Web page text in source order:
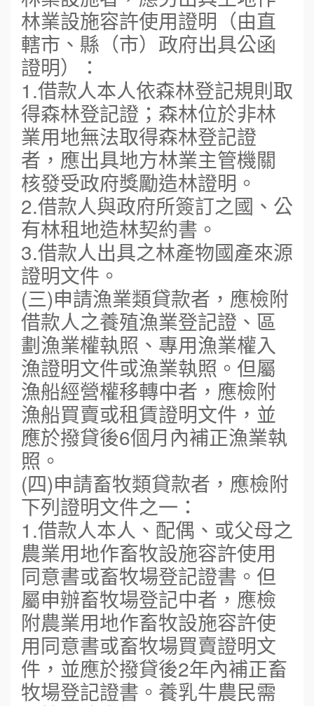
林業設施容許使用證明（由直
轄市、縣（市）政府出具公函
證明）：
1.借款人本人依森林登記規則取
得森林登記證；森林位於非林
業用地無法取得森林登記證
者，應出具地方林業主管機關
核發受政府獎勵造林證明。
2.借款人與政府所簽訂之國、公
有林租地造林契約書。
3.借款人出具之林產物國產來源
證明文件。
(三)申請漁業類貸款者，應檢附
借款人之養殖漁業登記證、區
劃漁業權執照、專用漁業權入
漁證明文件或漁業執照。但屬
漁船經營權移轉中者，應檢附
漁船買賣或租賃證明文件，並
應於撥貸後6個月內補正漁業執
照。
(四)申請畜牧類貸款者，應檢附
下列證明文件之一：
1.借款人本人、配偶、或父母之
農業用地作畜牧設施容許使用
同意書或畜牧場登記證書。但
屬申辦畜牧場登記中者，應檢
附農業用地作畜牧設施容許使
用同意書或畜牧場買賣證明文
件，並應於撥貸後2年內補正畜
牧場登記證書。養乳牛農民需